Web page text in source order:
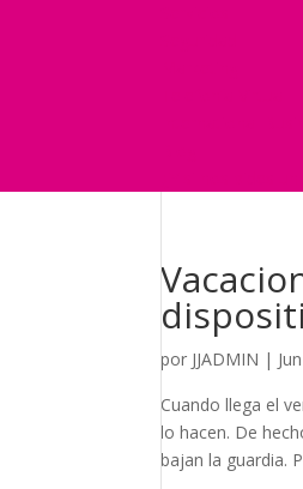
por JJADMIN |
Cuando llega el
lo hacen. De
bajan la guardia.